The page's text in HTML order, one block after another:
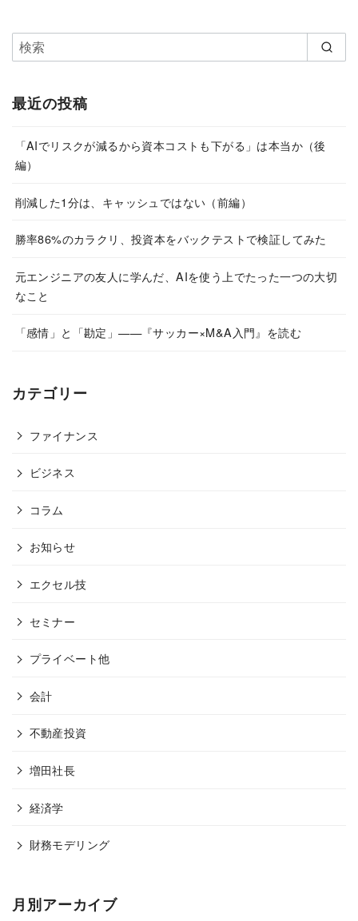
最近の投稿
「AIでリスクが減るから資本コストも下がる」は本当か（後
編）
削減した1分は、キャッシュではない（前編）
勝率86%のカラクリ、投資本をバックテストで検証してみた
元エンジニアの友人に学んだ、AIを使う上でたった一つの大切
なこと
「感情」と「勘定」——『サッカー×M&A入門』を読む
カテゴリー
ファイナンス
ビジネス
コラム
お知らせ
エクセル技
セミナー
プライベート他
会計
不動産投資
増田社長
経済学
財務モデリング
月別アーカイブ